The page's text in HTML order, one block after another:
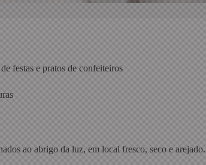
festas e pratos de confeiteiros
ao abrigo da luz, em local fresco, seco e arejado.